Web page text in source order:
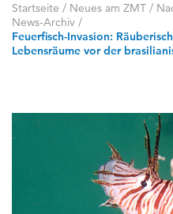
Startseite / Neues am ZMT /
News-Archiv /
Feuerfisch-Invasion:
Lebensräume vor der